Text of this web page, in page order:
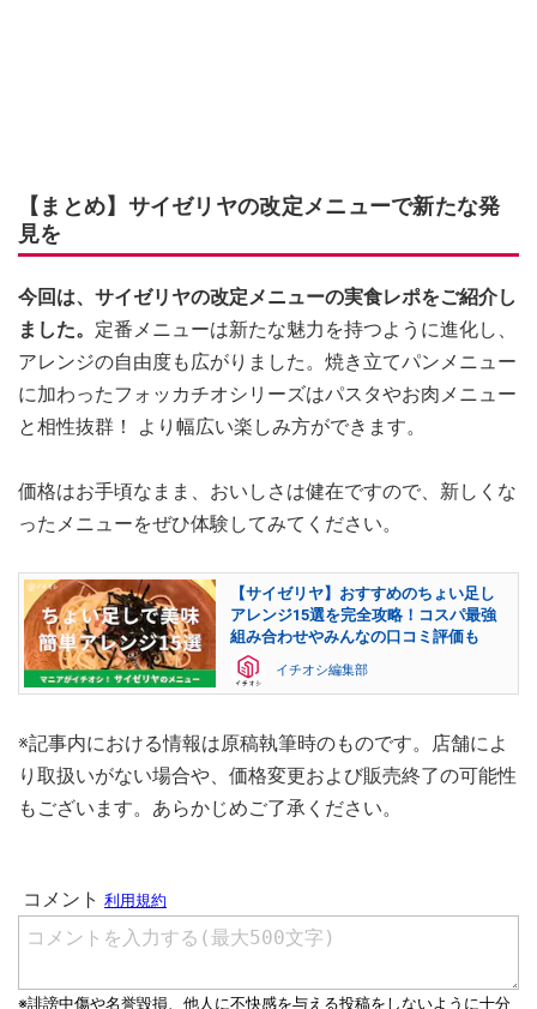
【まとめ】サイゼリヤの改定メニューで新たな発
見を
今回は、サイゼリヤの改定メニューの実食レポをご紹介し
ました。 定番メニューは新たな魅力を持つように進化し、
アレンジの自由度も広がりました。焼き立てパンメニュー
に加わったフォッカチオシリーズはパスタやお肉メニュー
と相性抜群！ より幅広い楽しみ方ができます。
価格はお手頃なまま、おいしさは健在ですので、新しくな
ったメニューをぜひ体験してみてください。
【サイゼリヤ】おすすめのちょい足し
アレンジ15選を完全攻略！コスパ最強
組み合わせやみんなの口コミ評価も
イチオシ編集部
※記事内における情報は原稿執筆時のものです。店舗によ
り取扱いがない場合や、価格変更および販売終了の可能性
もございます。あらかじめご了承ください。